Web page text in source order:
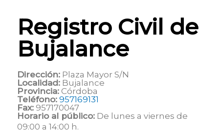
Registro Civil de
Bujalance
Dirección: Plaza Mayor S/N
Localidad: Bujalance
Provincia: Córdoba
Teléfono: 957169131
Fax: 957170047
Horario al público: De lunes a viernes de
09:00 a 14:00 h.